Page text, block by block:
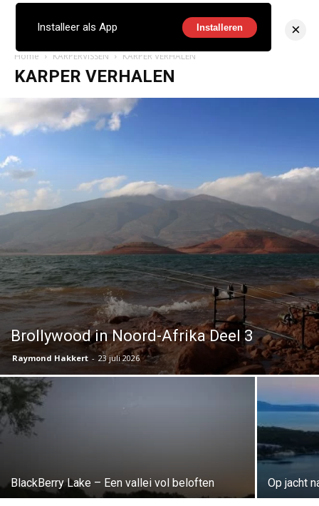
Home KARPERVISSEN KARPER VERHALEN
KARPER VERHALEN
Brollywood in Noord-Afrika Deel 3
Raymond Hakkert - 23 juli 2026
BlackBerry Lake – Een vallei vol beloften Op jacht
Installeer als App Installeren ×